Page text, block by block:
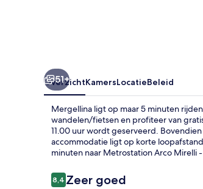
51+
OverzichtKamersLocatieBeleid
Mergellina ligt op maar 5 minuten
wandelen/fietsen en profiteer van
11.00 uur wordt geserveerd.
accommodatie ligt op korte
minuten naar Metrostation Arco Mirelli
Beoordelingen
8,48,4 op 10 –
Zeer goed